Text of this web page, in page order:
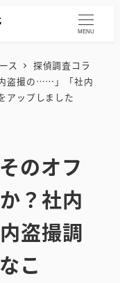
MENU
ス
探偵調査コラ
盗撮の……」「社内
アップしました
のオフ
？社内
盗撮調
こ